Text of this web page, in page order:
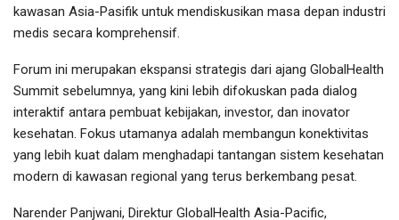
kawasan Asia-Pasifik untuk mendiskusikan masa depan industri
medis secara komprehensif.
Forum ini merupakan ekspansi strategis dari ajang GlobalHealth
Summit sebelumnya, yang kini lebih difokuskan pada dialog
interaktif antara pembuat kebijakan, investor, dan inovator
kesehatan. Fokus utamanya adalah membangun konektivitas
yang lebih kuat dalam menghadapi tantangan sistem kesehatan
modern di kawasan regional yang terus berkembang pesat.
Narender Panjwani, Direktur GlobalHealth Asia-Pacific,